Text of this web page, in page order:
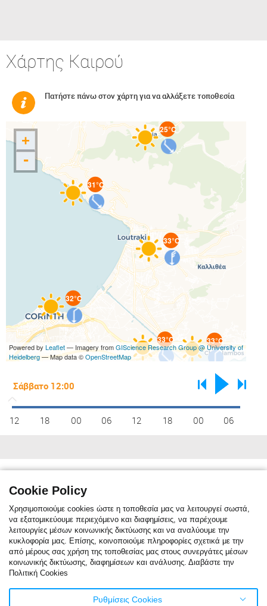
Χάρτης Καιρού
Πατήστε πάνω στον χάρτη για να αλλάξετε τοποθεσία
33°C
31°C
33°C
25°C
33°C
32°C
+
-
Powered byLeaflet— Imagery fromGIScience Research Group @ University of
Heidelberg— Map data ©OpenStreetMap
12 18 00 06 12 18 00 06
Η κλιματική αναφορά δείχνει τη μηνιαία μέση θερμοκρασία. Η κόκκινη
γραμμή είναι η μέση μέγιστη θερμοκρασία, ενώ η μπλε γραμμή είναι η
μέση ελάχιστη θερμοκρασία. Η μπλε στήλες δείχνουν τον μέσο όρο
ημερών/μήνα με βροχόπτωση. Για το τελευταίο εικοσιτετράωρο μέρα
Τα στατιστικά στοιχεία του κλίματος βασίζονται σε δεδομένα του
Cookie Policy
Χρησιμοποιούμε cookies ώστε η τοποθεσία μας να λειτουργεί σωστά,
να εξατομικεύουμε περιεχόμενο και διαφημίσεις, να παρέχουμε
λειτουργίες μέσων κοινωνικής δικτύωσης και να αναλύουμε την
κυκλοφορία μας. Επίσης, κοινοποιούμε πληροφορίες σχετικά με την
από μέρους σας χρήση της τοποθεσίας μας στους συνεργάτες μέσων
κοινωνικής δικτύωσης, διαφημίσεων και ανάλυσης. Διαβάστε την
Πολιτική Cookies
Ρυθμίσεις Cookies